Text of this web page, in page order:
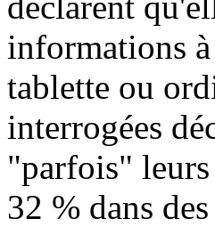
informations
tablette ou
interrogées
"parfois"
32 % dans